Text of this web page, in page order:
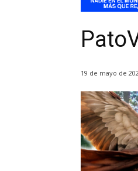
19 de mayo de